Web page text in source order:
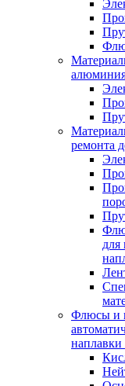
ремонта
для
Флюсы и
наплавки